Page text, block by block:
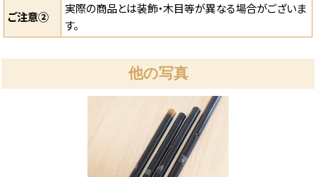
ご注意②
実際の商品とは装飾・木目等が異なる場合がございま
す。
他の写真